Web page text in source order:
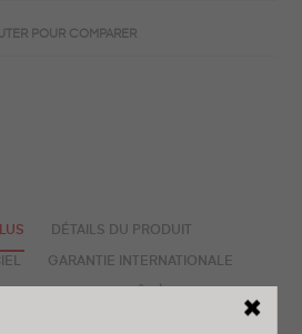
POUR COMPARER
DÉTAILS DU PRODUIT
GARANTIE INTERNATIONALE